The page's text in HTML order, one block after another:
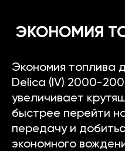
ЭКОНОМИЯ
Экономия топлива
Delica (IV) 2000-
увеличивает
быстрее перейти
передачу и
экономного